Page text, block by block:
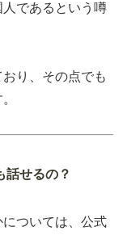
であるという噂
り、その点でも
話せるの？
ついては、公式